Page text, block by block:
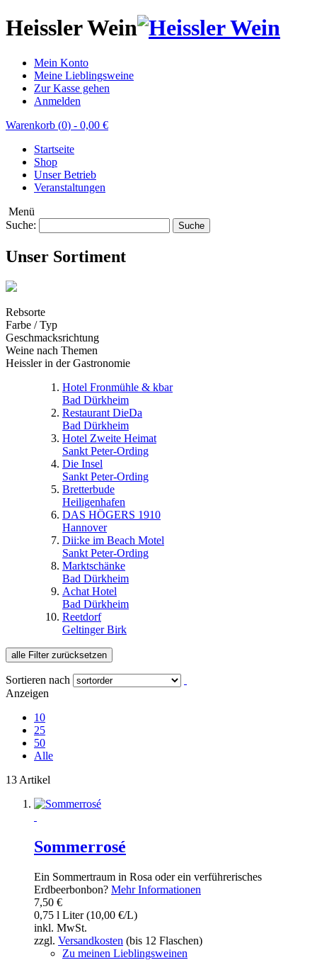
Heissler Wein
Mein Konto
Meine Lieblingsweine
Zur Kasse gehen
Anmelden
Warenkorb (0) - 0,00 €
Startseite
Shop
Unser Betrieb
Veranstaltungen
Menü
Suche:
Suche
Unser Sortiment
Rebsorte
Farbe / Typ
Geschmacksrichtung
Weine nach Themen
Heissler in der Gastronomie
Hotel Fronmühle & kbar
Bad Dürkheim
Restaurant DieDa
Bad Dürkheim
Hotel Zweite Heimat
Sankt Peter-Ording
Die Insel
Sankt Peter-Ording
Bretterbude
Heiligenhafen
DAS HÖGERS 1910
Hannover
Dii:ke im Beach Motel
Sankt Peter-Ording
Marktschänke
Bad Dürkheim
Achat Hotel
Bad Dürkheim
Reetdorf
Geltinger Birk
alle Filter zurücksetzen
Sortieren nach
Anzeigen
10
25
50
Alle
13 Artikel
Sommerrosé
Ein Sommertraum in Rosa oder ein verführerisches
Erdbeerbonbon? Mehr Informationen
7,50 €
0,75 l Liter (10,00 €/L)
inkl. MwSt.
zzgl. Versandkosten (bis 12 Flaschen)
Zu meinen Lieblingsweinen